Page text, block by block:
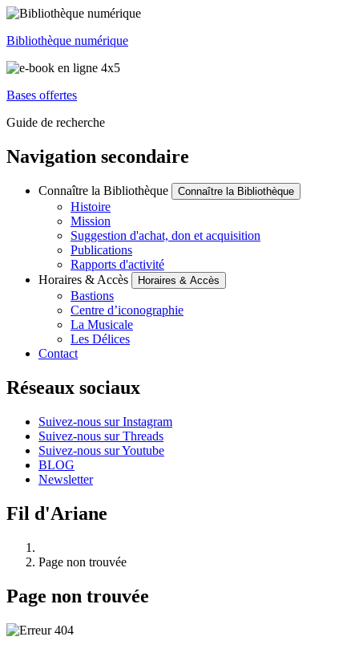
Bibliothèque numérique
Bases offertes
Guide de recherche
Navigation secondaire
Connaître la Bibliothèque Connaître la Bibliothèque
Histoire
Mission
Suggestion d'achat, don et acquisition
Publications
Rapports d'activité
Horaires & Accès
Horaires & Accès
Bastions
Centre d’iconographie
La Musicale
Les Délices
Contact
Réseaux sociaux
Suivez-nous sur Instagram
Suivez-nous sur Threads
Suivez-nous sur Youtube
BLOG
Newsletter
Fil d'Ariane
Page non trouvée
Page non trouvée